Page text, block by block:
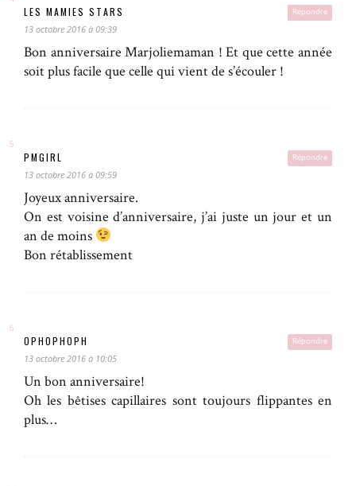
Répondre
LES MAMIES STARS
13 octobre 2016 à 09:39
Bon anniversaire Marjoliemaman ! Et que cette année
soit plus facile que celle qui vient de s’écouler !
Répondre
PMGIRL
13 octobre 2016 à 09:59
Joyeux anniversaire.
On est voisine d’anniversaire, j’ai juste un jour et un
an de moins
Bon rétablissement
Répondre
OPHOPHOPH
13 octobre 2016 à 10:05
Un bon anniversaire!
Oh les bêtises capillaires sont toujours flippantes en
plus…